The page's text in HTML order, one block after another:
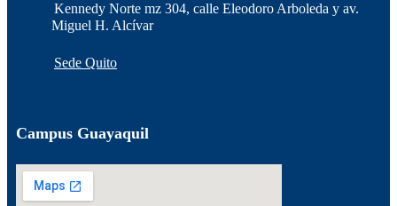
Kennedy Norte mz 304, calle Eleodoro Arboleda y av.
Miguel H. Alcívar
Sede Quito
Campus Guayaquil